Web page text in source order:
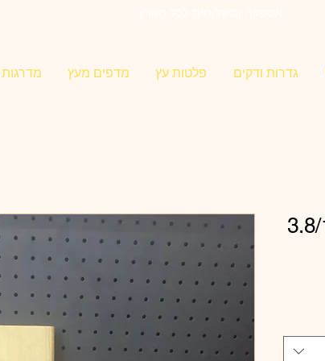
גדרות ודקים פלטות עץ מדפים מעץ